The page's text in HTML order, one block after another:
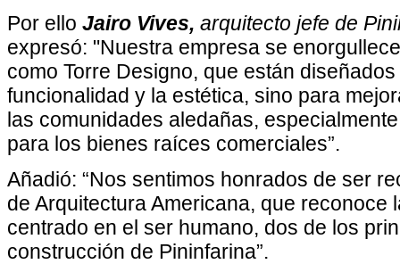
Por ello Jairo Vives, arquitecto jefe de
expresó: "Nuestra empresa se
como Torre Designo, que están
funcionalidad y la estética, sino para
las comunidades aledañas,
para los bienes raíces comerciales”.
Añadió: “Nos sentimos honrados de ser
de Arquitectura Americana, que reconoce
centrado en el ser humano, dos de los
construcción de Pininfarina”.